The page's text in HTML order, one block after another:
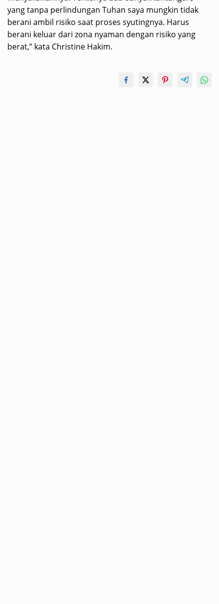
yang tanpa perlindungan Tuhan saya mungkin tidak
berani ambil risiko saat proses syutingnya. Harus
berani keluar dari zona nyaman dengan risiko yang
berat,” kata Christine Hakim.